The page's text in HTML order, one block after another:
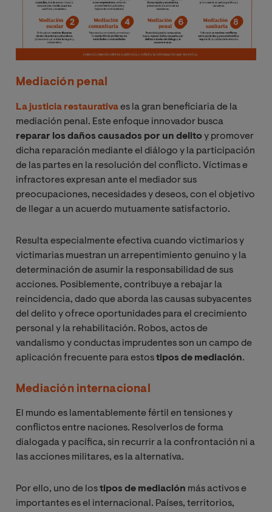
Mediación penal
La justicia restaurativaes la gran beneficiaria de la
mediación penal. Este enfoque innovador busca
reparar los daños causados por un delitoy promover
dicha reparación mediante el diálogo y la participación
de las partes en la resolución del conflicto. Víctimas e
infractores expresan ante el mediador sus
preocupaciones, necesidades y deseos, con el objetivo
de llegar a un acuerdo mutuamente satisfactorio.
Resulta especialmente efectiva cuando victimarios y
victimarias muestran un arrepentimiento genuino y la
determinación de asumir la responsabilidad de sus
acciones. Posiblemente, contribuye a rebajar la
reincidencia, dado que aborda las causas subyacentes
del delito y ofrece oportunidades para el crecimiento
personal y la rehabilitación. Robos, actos de
vandalismo y conductas imprudentes son un campo de
aplicación frecuente para estostipos de mediación.
Mediación internacional
El mundo es lamentablemente fértil en tensiones y
conflictos entre naciones. Resolverlos de forma
dialogada y pacífica, sin recurrir a la confrontación ni a
las acciones militares, es la alternativa.
Por ello, uno de lostipos de mediación más activos e
importantes es el internacional. Países, territorios,